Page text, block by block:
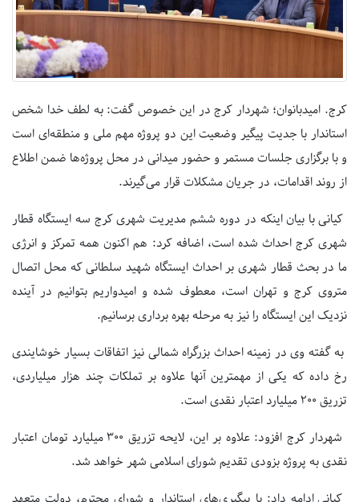
کرج. امیدبانوان؛ شهردار کرج در این خصوص گفت: به لطف خدا شخص
استاندار با جدیت پیگیر وضعیت این دو پروژه مهم ملی و منطقه‌ای است
و با برگزاری جلسات مستمر و حضور میدانی در محل پروژه‌ها ضمن اطلاع
از روند اقدامات، در جریان مشکلات قرار می‌گیرند.
کیانی با بیان اینکه در دوره ششم مدیریت شهری کرج سه ایستگاه قطار
شهری کرج احداث شده است، اضافه کرد: هم اکنون همه تمرکز و انرژی
ما در بحث قطار شهری بر احداث ‌ایستگاه شهید سلطانی که محل اتصال
متروی کرج و تهران است، معطوف شده و امیدواریم بتوانیم در آینده
نزدیک این ایستگاه را نیز به مرحله بهره برداری برسانیم.
به گفته وی در زمینه احداث بزرگراه شمالی نیز اتفاقات بسیار خوشایندی
رخ داده که یکی از مهمترین آنها علاوه بر تملکات چند هزار میلیاردی،
تزریق ۲۰۰ میلیارد اعتبار نقدی است.
شهردار کرج افزود: علاوه بر این، لایحه تزریق ۳۰۰ میلیارد تومان اعتبار
نقدی به پروژه بزودی تقدیم شورای اسلامی شهر خواهد شد.